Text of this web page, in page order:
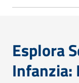
Esplora
Infanzia: